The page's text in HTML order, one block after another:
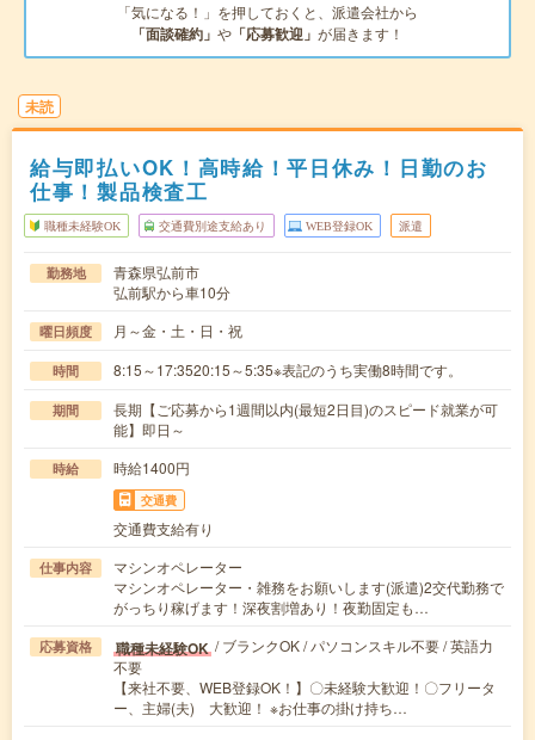
「気になる！」を押しておくと、派遣会社から
「面談確約」 や 「応募歓迎」 が届きます！
未読
給与即払いOK！高時給！平日休み！日勤のお
仕事！製品検査工
職種未経験OK 交通費別途支給あり WEB登録OK 派遣
勤務地
青森県弘前市
弘前駅から車10分
曜日頻度 月～金・土・日・祝
時間 8:15～17:3520:15～5:35※表記のうち実働8時間です。
期間
長期【ご応募から1週間以内(最短2日目)のスピード就業が可
能】即日～
時給 時給1400円
交通費
交通費支給有り
仕事内容
マシンオペレーター
マシンオペレーター・雑務をお願いします(派遣)2交代勤務で
がっちり稼げます！深夜割増あり！夜勤固定も…
応募資格 職種未経験OK / ブランクOK / パソコンスキル不要 / 英語力
不要
【来社不要、WEB登録OK！】〇未経験大歓迎！〇フリータ
ー、主婦(夫) 大歓迎！ ※お仕事の掛け持ち…